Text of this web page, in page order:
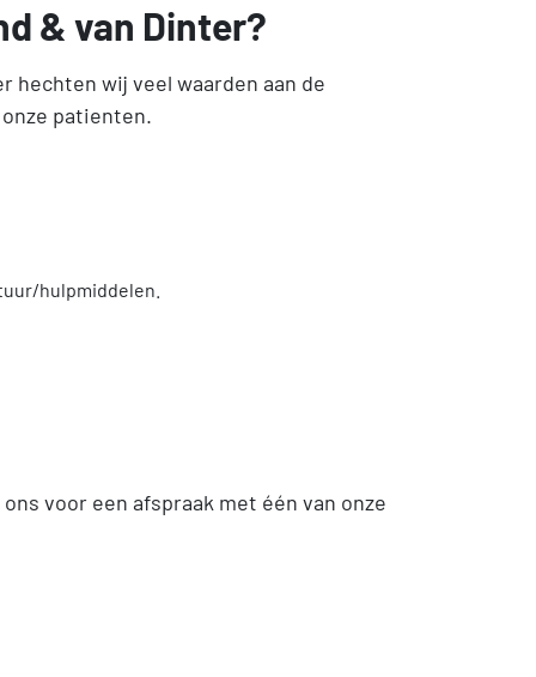
& van Dinter?
hechten wij veel waarden aan de
patienten.
hulpmiddelen.
voor een afspraak met één van onze